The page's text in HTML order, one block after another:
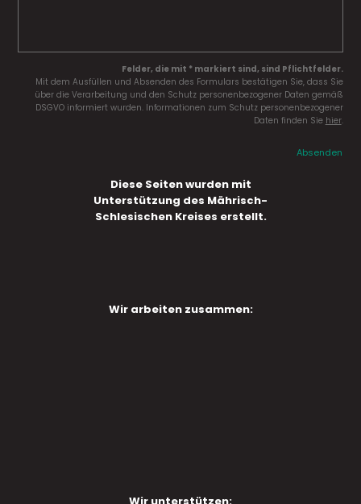
Felder, die mit * markiert sind, sind Pflichtfelder.
Mit dem Ausfüllen und Absenden des Formulars bestätigen Sie, dass Sie
über die Verarbeitung und den Schutz personenbezogener Daten gemäß
DSGVO informiert wurden. Informationen zum Schutz personenbezogener
Daten finden Sie hier.
Absenden
Diese Seiten wurden mit
Unterstützung des Mährisch-
Schlesischen Kreises erstellt.
Wir arbeiten zusammen: